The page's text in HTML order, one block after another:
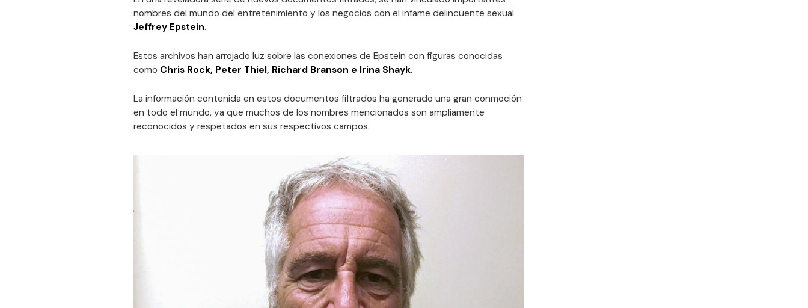
nombres del mundo del entretenimiento y los negocios con el infame delincuente sexual
Jeffrey Epstein.
Estos archivos han arrojado luz sobre las conexiones de Epstein con figuras conocidas
como Chris Rock, Peter Thiel, Richard Branson e Irina Shayk.
La información contenida en estos documentos filtrados ha generado una gran conmoción
en todo el mundo, ya que muchos de los nombres mencionados son ampliamente
reconocidos y respetados en sus respectivos campos.